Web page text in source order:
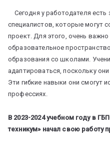
Сегодня у работодателя есть
специалистов, которые могут
проект. Для этого, очень
образовательное
образования со школами.
адаптироваться, поскольку
Эти гибкие навыки они смогут
профессиях.
В 2023-2024 учебном году в
техникум» начал свою работу